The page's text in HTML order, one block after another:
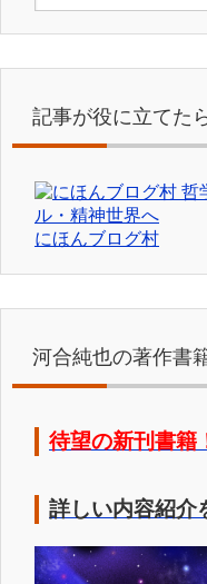
記事が役に立てた
にほんブログ村
河合純也の著作書
待望の新刊書籍
詳しい内容紹介